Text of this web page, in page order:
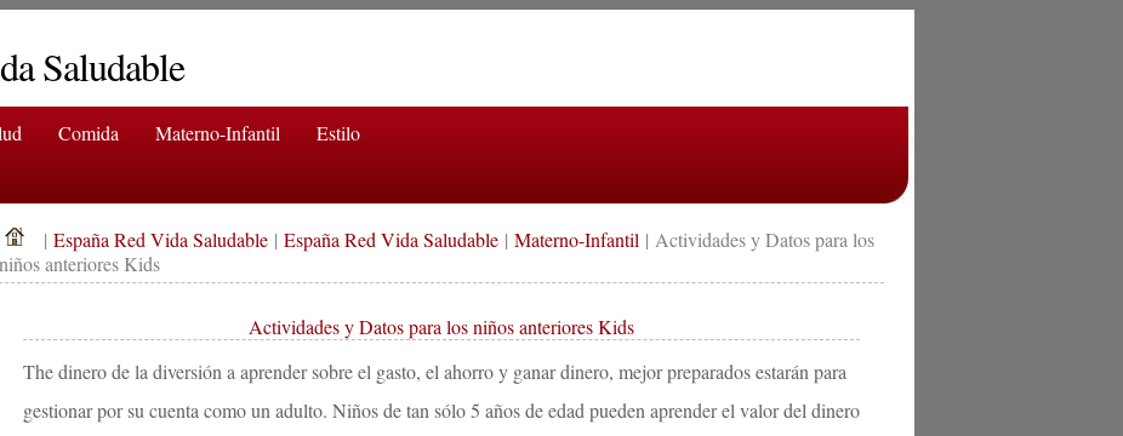
Saludable
Comida Materno-Infantil Estilo
| España Red Vida Saludable | España Red Vida Saludable | Materno-Infantil | Actividades y Datos para los
niños anteriores Kids
Actividades y Datos para los niños anteriores Kids
The dinero de la diversión a aprender sobre el gasto, el ahorro y ganar dinero, mejor preparados estarán para
gestionar por su cuenta como un adulto. Niños de tan sólo 5 años de edad pueden aprender el valor del dinero